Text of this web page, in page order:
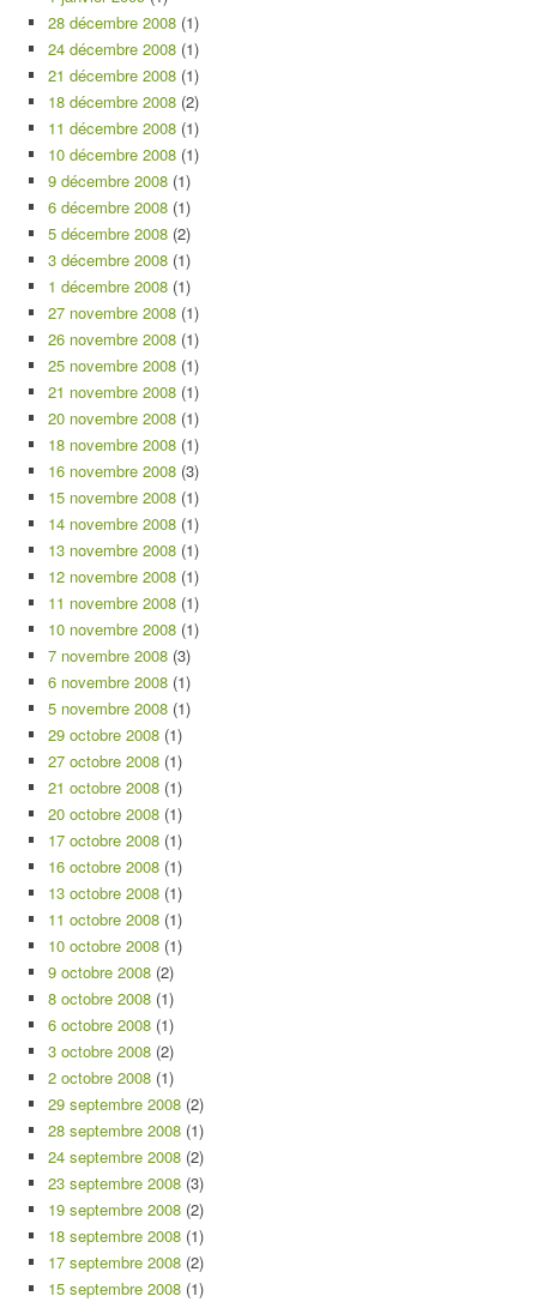
28 décembre 2008 (1)
24 décembre 2008 (1)
21 décembre 2008 (1)
18 décembre 2008 (2)
11 décembre 2008 (1)
10 décembre 2008 (1)
9 décembre 2008 (1)
6 décembre 2008 (1)
5 décembre 2008 (2)
3 décembre 2008 (1)
1 décembre 2008 (1)
27 novembre 2008 (1)
26 novembre 2008 (1)
25 novembre 2008 (1)
21 novembre 2008 (1)
20 novembre 2008 (1)
18 novembre 2008 (1)
16 novembre 2008 (3)
15 novembre 2008 (1)
14 novembre 2008 (1)
13 novembre 2008 (1)
12 novembre 2008 (1)
11 novembre 2008 (1)
10 novembre 2008 (1)
7 novembre 2008 (3)
6 novembre 2008 (1)
5 novembre 2008 (1)
29 octobre 2008 (1)
27 octobre 2008 (1)
21 octobre 2008 (1)
20 octobre 2008 (1)
17 octobre 2008 (1)
16 octobre 2008 (1)
13 octobre 2008 (1)
11 octobre 2008 (1)
10 octobre 2008 (1)
9 octobre 2008 (2)
8 octobre 2008 (1)
6 octobre 2008 (1)
3 octobre 2008 (2)
2 octobre 2008 (1)
29 septembre 2008 (2)
28 septembre 2008 (1)
24 septembre 2008 (2)
23 septembre 2008 (3)
19 septembre 2008 (2)
18 septembre 2008 (1)
17 septembre 2008 (2)
15 septembre 2008 (1)